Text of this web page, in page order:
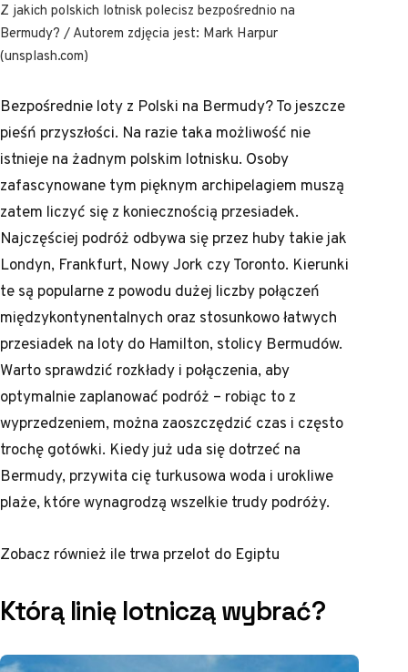
Z jakich polskich lotnisk polecisz bezpośrednio na
Bermudy? / Autorem zdjęcia jest: Mark Harpur
(unsplash.com)
Bezpośrednie loty z Polski na Bermudy? To jeszcze
pieśń przyszłości. Na razie taka możliwość nie
istnieje na żadnym polskim lotnisku. Osoby
zafascynowane tym pięknym archipelagiem muszą
zatem liczyć się z koniecznością przesiadek.
Najczęściej podróż odbywa się przez huby takie jak
Londyn, Frankfurt, Nowy Jork czy Toronto. Kierunki
te są popularne z powodu dużej liczby połączeń
międzykontynentalnych oraz stosunkowo łatwych
przesiadek na loty do Hamilton, stolicy Bermudów.
Warto sprawdzić rozkłady i połączenia, aby
optymalnie zaplanować podróż – robiąc to z
wyprzedzeniem, można zaoszczędzić czas i często
trochę gotówki. Kiedy już uda się dotrzeć na
Bermudy, przywita cię turkusowa woda i urokliwe
plaże, które wynagrodzą wszelkie trudy podróży.
Zobacz również ile trwa przelot do Egiptu
Którą linię lotniczą wybrać?